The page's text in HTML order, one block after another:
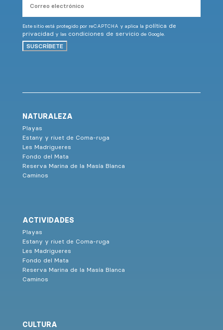
electrónico
Este sitio está protegido por reCAPTCHA y aplica la política de
privacidad y las condiciones de servicio de Google.
SUSCRÍBETE
NATURALEZA
Playas
Estany y riuet de Coma-ruga
Les Madrigueres
Fondo del Mata
Reserva Marina de la Masía Blanca
Caminos
ACTIVIDADES
Playas
Estany y riuet de Coma-ruga
Les Madrigueres
Fondo del Mata
Reserva Marina de la Masía Blanca
Caminos
CULTURA